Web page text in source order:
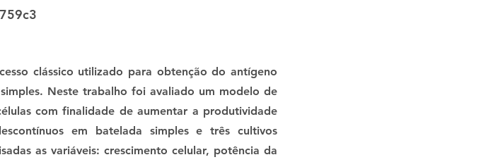
clássico utilizado para obtenção do antígeno
Neste trabalho foi avaliado um modelo de
com finalidade de aumentar a produtividade
em batelada simples e três cultivos
as variáveis: crescimento celular, potência da